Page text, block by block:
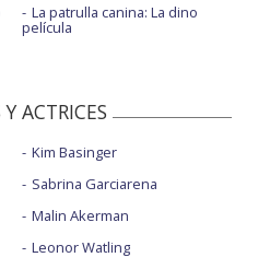
La patrulla canina: La dino
película
ACTRICES
Kim Basinger
Sabrina Garciarena
Malin Akerman
Leonor Watling